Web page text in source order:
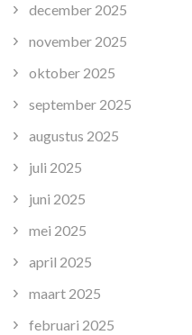
december 2025
november 2025
oktober 2025
september 2025
augustus 2025
juli 2025
juni 2025
mei 2025
april 2025
maart 2025
februari 2025